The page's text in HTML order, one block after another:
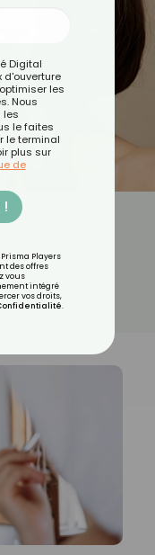
Digital
d'ouverture
les
Nous
les
le faites
le terminal
plus sur
de
Players
des offres
vous
intégré
vos droits,
.